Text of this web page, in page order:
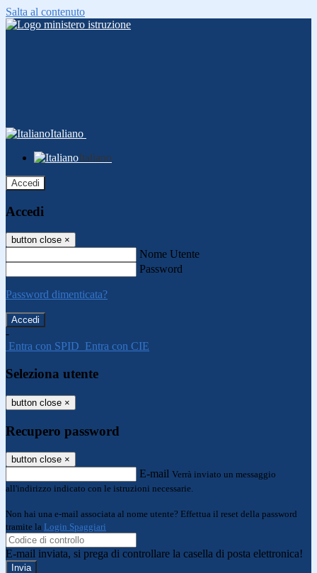
Salta al contenuto
Italiano
Italiano
Accedi
Accedi
button close ×
Nome Utente
Password
Password dimenticata?
-
Entra con SPID Entra con CIE
Seleziona utente
button close ×
Recupero password
button close ×
E-mail Verrà inviato un messaggio
all'indirizzo indicato con le istruzioni necessarie.
Non hai una e-mail associata al nome utente? Effettua il reset della password
tramite la Login Spaggiari
E-mail inviata, si prega di controllare la casella di posta elettronica!